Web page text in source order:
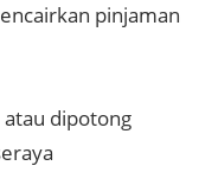
pinjaman
dipotong